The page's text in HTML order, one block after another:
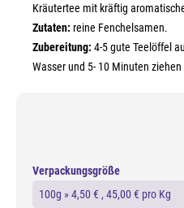
Kräutertee mit kräftig
Zutaten: reine Fenchelsamen.
Zubereitung: 4-5 gute Teelöffel
Wasser und 5- 10 Minuten ziehen
Verpackungsgröße
100g »4,50 € , 45,00 € pro Kg